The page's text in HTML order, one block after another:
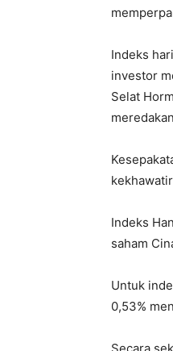
Indeks
investor
Selat
Indeks
saham
Untuk
0,53%